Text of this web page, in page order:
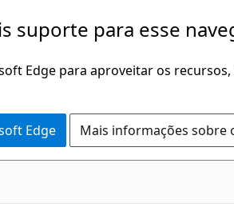
suporte para esse
Edge para aproveitar os
Edge Mais informações sobre